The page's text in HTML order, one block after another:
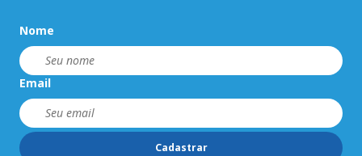
Nome
Email
Cadastrar